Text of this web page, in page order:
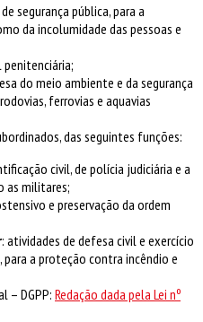
segurança pública, para a
da incolumidade das pessoas e
do meio ambiente e da segurança
ferrovias e aquavias
das seguintes funções:
civil, de polícia judiciária e a
as militares;
e preservação da ordem
: atividades de defesa civil e exercício
a proteção contra incêndio e
– DGPP: Redação dada pela Lei nº